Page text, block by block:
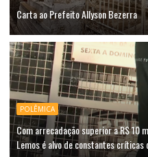
Carta ao Prefeito Allyson Bezerra
POLÊMICA
Com arrecadação superior a R$ 10
Lemos é alvo de constantes